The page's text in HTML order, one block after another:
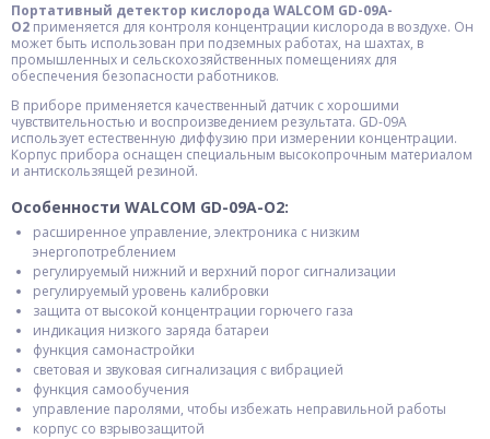
Портативный детектор кислорода WALCOM GD-09A-
О2 применяется для контроля концентрации кислорода в воздухе. Он
может быть использован при подземных работах, на шахтах, в
промышленных и сельскохозяйственных помещениях для
обеспечения безопасности работников.
В приборе применяется качественный датчик с хорошими
чувствительностью и воспроизведением результата. GD-09A
использует естественную диффузию при измерении концентрации.
Корпус прибора оснащен специальным высокопрочным материалом
и антискользящей резиной.
Особенности WALCOM GD-09A-О2:
расширенное управление, электроника с низким
энергопотреблением
регулируемый нижний и верхний порог сигнализации
регулируемый уровень калибровки
защита от высокой концентрации горючего газа
индикация низкого заряда батареи
функция самонастройки
световая и звуковая сигнализация с вибрацией
функция самообучения
управление паролями, чтобы избежать неправильной работы
корпус со взрывозащитой